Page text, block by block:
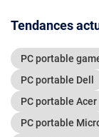
Tendances
PC portable
PC portable Dell
PC portable Acer
PC portable